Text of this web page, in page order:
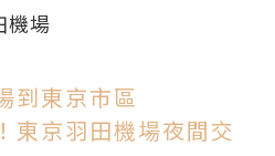
到東京市區
東京羽田機場夜間交